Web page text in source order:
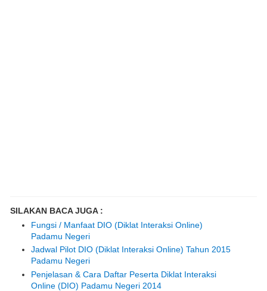
SILAKAN BACA JUGA :
Fungsi / Manfaat DIO (Diklat Interaksi Online)
Padamu Negeri
Jadwal Pilot DIO (Diklat Interaksi Online) Tahun 2015
Padamu Negeri
Penjelasan & Cara Daftar Peserta Diklat Interaksi
Online (DIO) Padamu Negeri 2014